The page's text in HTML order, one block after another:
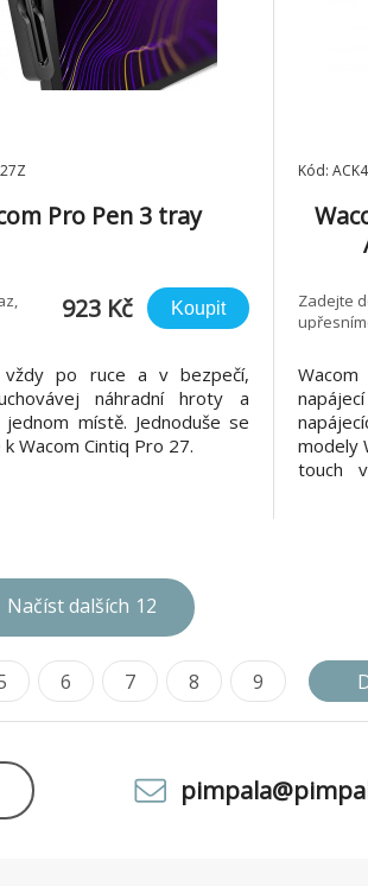
Pro Pen 3 tray
923 Kč Koupit
po ruce a v bezpečí,
náhradní hroty a
jednom místě. Jednoduše se
Wacom Cintiq Pro 27.
Kód:
Zadejte
modely
touch
Načíst dalších 12
6 7 8 9